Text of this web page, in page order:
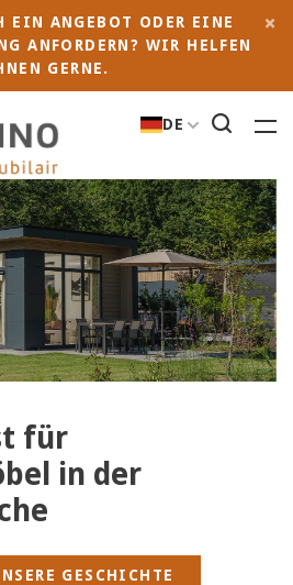
EIN ANGEBOT ODER EINE
ANFORDERN? WIR HELFEN
GERNE.
DE
für
in der
GESCHICHTE